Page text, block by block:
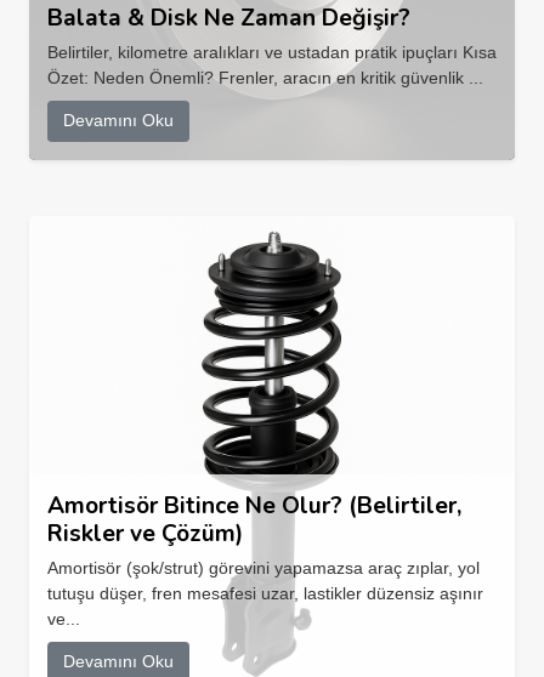
Balata & Disk Ne Zaman Değişir?
Belirtiler, kilometre aralıkları ve ustadan pratik ipuçları Kısa
Özet: Neden Önemli? Frenler, aracın en kritik güvenlik ...
Devamını Oku
Amortisör Bitince Ne Olur? (Belirtiler,
Riskler ve Çözüm)
Amortisör (şok/strut) görevini yapamazsa araç zıplar, yol
tutuşu düşer, fren mesafesi uzar, lastikler düzensiz aşınır
ve...
Devamını Oku